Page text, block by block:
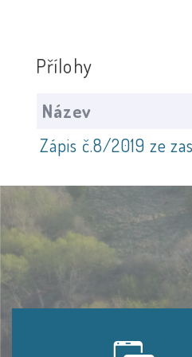
Přílohy
Název
Zápis č.8/2019 ze